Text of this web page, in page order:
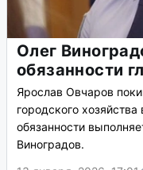
Олег
обязанности
Ярослав Овчаров
городского
обязанности
Виноградов.